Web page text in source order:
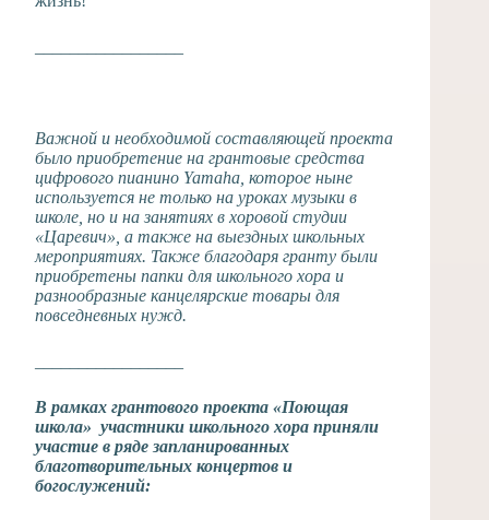
Важной и необходимой составляющей проекта
было приобретение на грантовые средства
цифрового пианино Yamaha, которое ныне
используется не только на уроках музыки в
школе, но и на занятиях в хоровой студии
«Царевич», а также на выездных школьных
мероприятиях. Также благодаря гранту были
приобретены папки для школьного хора и
разнообразные канцелярские товары для
повседневных нужд.
В рамках грантового проекта «Поющая
школа» участники школьного хора приняли
участие в ряде запланированных
благотворительных концертов и
богослужений: